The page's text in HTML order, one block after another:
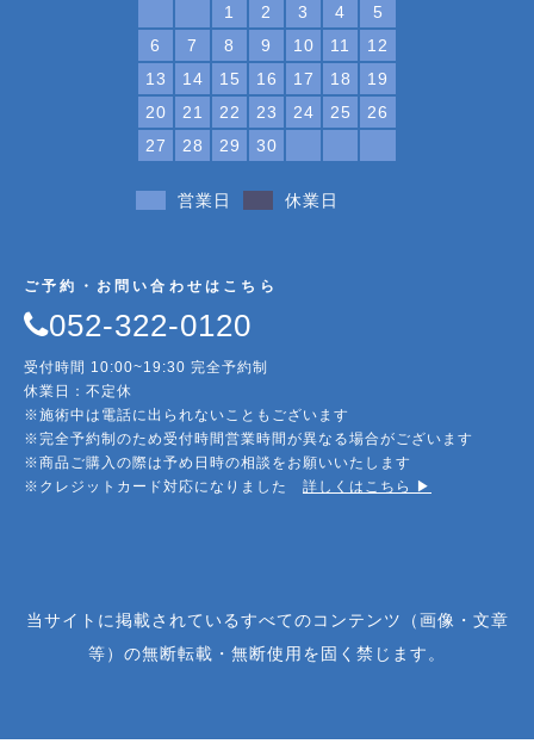
1
2 3 4
5
6
7 8 9 10 11
12
13
14 15 16 17 18
19
20
21 22 23 24 25
26
27
28 29 30
営業日 休業日
ご予約・お問い合わせはこちら
052-322-0120
受付時間 10:00~19:30 完全予約制
休業日：不定休
※施術中は電話に出られないこともございます
※完全予約制のため受付時間営業時間が異なる場合がございます
※商品ご購入の際は予め日時の相談をお願いいたします
※クレジットカード対応になりました 詳しくはこちら ▶︎
当サイトに掲載されているすべてのコンテンツ（画像・文章
等）の無断転載・無断使用を固く禁じます。